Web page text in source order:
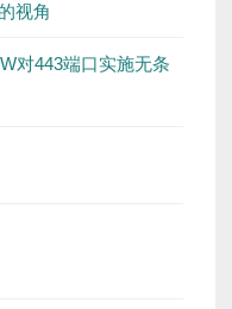
视角
对443端口实施无条